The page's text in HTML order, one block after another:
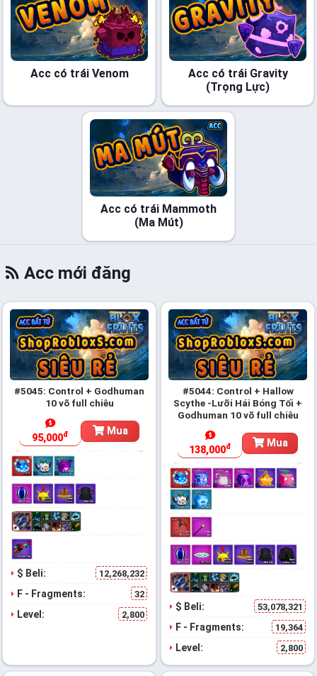
Acc có trái Venom
Acc có trái Gravity
(Trọng Lực)
Acc có trái Mammoth
(Ma Mút)
Acc mới đăng
#5045: Control + Godhuman
10 võ full chiêu
95,000đ Mua
$ Beli: 12,268,232
F - Fragments: 32
Level: 2,800
#5044: Control + Hallow
Scythe -Lưỡi Hái Bóng Tối +
Godhuman 10 võ full chiêu
138,000đ Mua
$ Beli: 53,078,321
F - Fragments: 19,364
Level: 2,800